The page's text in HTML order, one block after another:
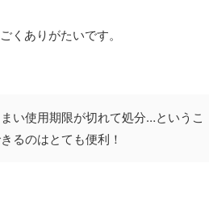
くありがたいです。
い使用期限が切れて処分…というこ
るのはとても便利！